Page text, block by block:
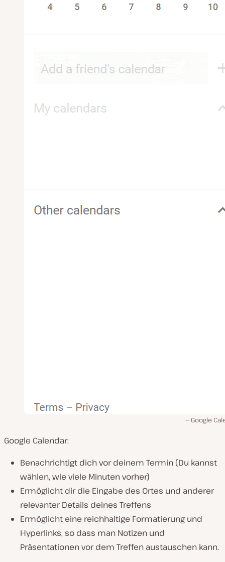
Google
Google Calendar:
Benachrichtigt dich vor deinem Termin (Du kannst
wählen, wie viele Minuten vorher)
Ermöglicht dir die Eingabe des Ortes und anderer
relevanter Details deines Treffens
Ermöglicht eine reichhaltige Formatierung und
Hyperlinks, so dass man Notizen und
Präsentationen vor dem Treffen austauschen kann.